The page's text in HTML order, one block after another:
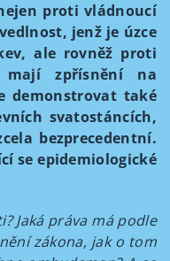
proti vládnoucí
jenž je úzce
ale rovněž proti
mají zpřísnění na
demonstrovat také
svatostáncích,
bezprecedentní.
se epidemiologické
Jaká práva má podle
zákona, jak o tom